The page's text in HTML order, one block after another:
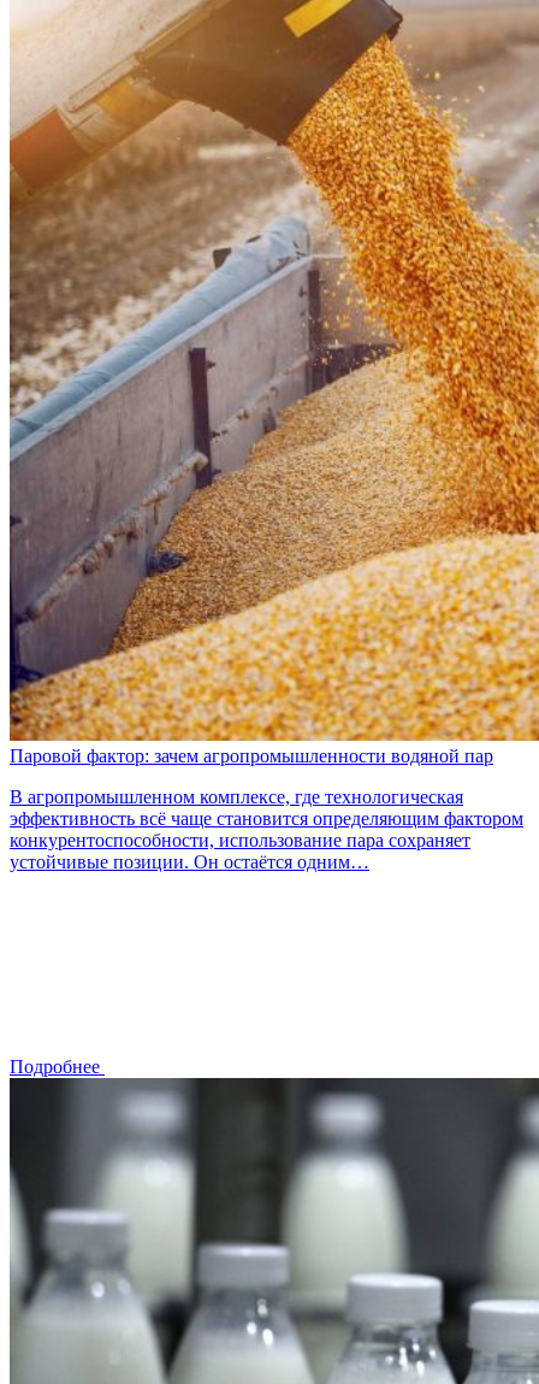
Паровой фактор: зачем агропромышленности водяной пар
В агропромышленном комплексе, где технологическая
эффективность всё чаще становится определяющим фактором
конкурентоспособности, использование пара сохраняет
устойчивые позиции. Он остаётся одним…
Подробнее